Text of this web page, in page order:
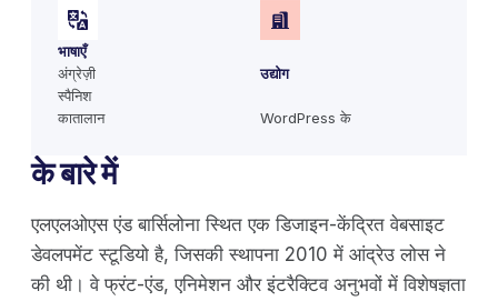
भाषाएँ
अंग्रेज़ी
स्पैनिश
कातालान
उद्योग
WordPress के
के बारे में
एलएलओएस एंड बार्सिलोना स्थित एक डिजाइन-केंद्रित वेबसाइट
डेवलपमेंट स्टूडियो है, जिसकी स्थापना 2010 में आंद्रेउ लोस ने
की थी। वे फ्रंट-एंड, एनिमेशन और इंटरैक्टिव अनुभवों में विशेषज्ञता